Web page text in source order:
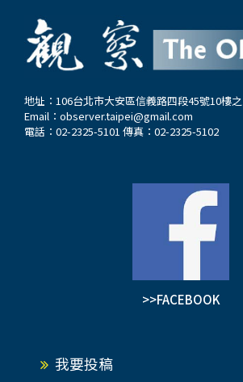
地址：106台北市大安區信義路四段45號10樓
Email： observer.taipei@gmail.com
電話：02-2325-5101 傳真：02-2325-5102
>>FACEBOOK
我要投稿